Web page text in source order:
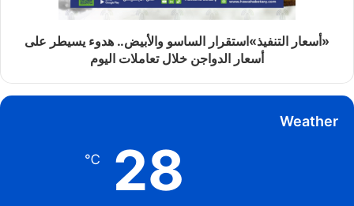
«أسعار التنفيذ»استقرار الساسو والأبيض.. هدوء يسيطر على
أسعار الدواجن خلال تعاملات اليوم
Weather
28
℃